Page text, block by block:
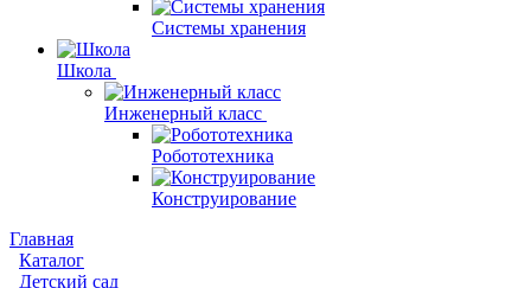
Системы хранения
Школа
Инженерный класс
Робототехника
Конструирование
Главная
Каталог
Детский сад